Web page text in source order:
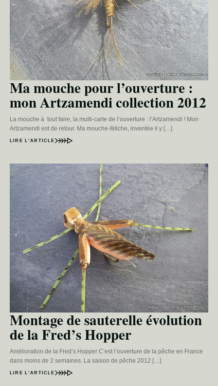
Ma mouche pour l’ouverture :
mon Artzamendi collection 2012
La mouche à tout faire, la multi-carte de l’ouverture : l’Artzamendi ! Mon
Artzamendi est de retour. Ma mouche-fétiche, inventée il y […]
LIRE L’ARTICLE
Montage de sauterelle évolution
de la Fred’s Hopper
Amélioration de la Fred’s Hopper C’est l’ouverture de la pêche en France
dans moins de 2 semaines. La saison de pêche 2012 […]
LIRE L’ARTICLE